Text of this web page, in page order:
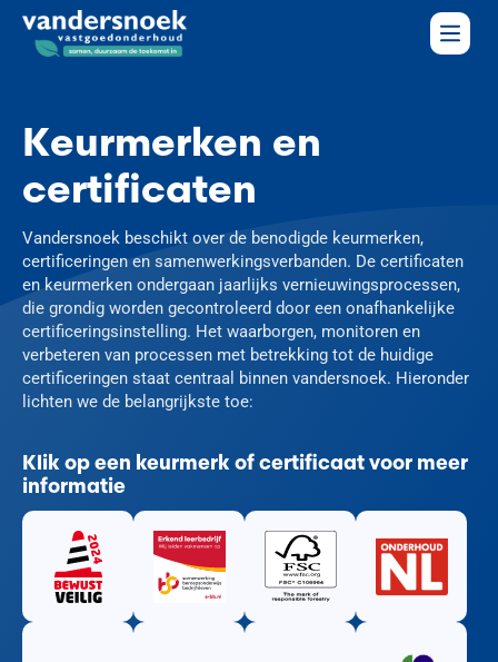
Keurmerken en
certificaten
Vandersnoek beschikt over de benodigde keurmerken,
certificeringen en samenwerkingsverbanden. De certificaten
en keurmerken ondergaan jaarlijks vernieuwingsprocessen,
die grondig worden gecontroleerd door een onafhankelijke
certificeringsinstelling. Het waarborgen, monitoren en
verbeteren van processen met betrekking tot de huidige
certificeringen staat centraal binnen vandersnoek. Hieronder
lichten we de belangrijkste toe:
Klik op een keurmerk of certificaat voor meer
informatie